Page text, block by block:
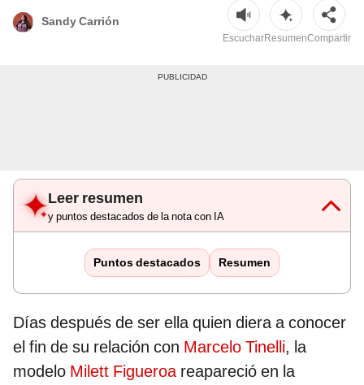
Sandy Carrión
EscucharResumenCompartir
Leer resumen
y puntos destacados de la nota con IA
Puntos destacados Resumen
Días después de ser ella quien diera a conocer
el fin de su relación con Marcelo Tinelli, la
modelo Milett Figueroareapareció en la